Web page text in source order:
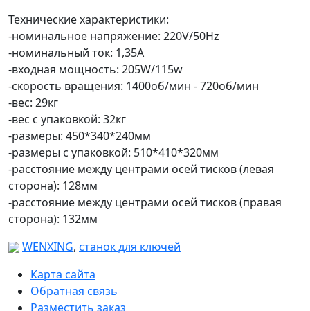
Технические характеристики:
-номинальное напряжение: 220V/50Hz
-номинальный ток: 1,35А
-входная мощность: 205W/115w
-скорость вращения: 1400об/мин - 720об/мин
-вес: 29кг
-вес с упаковкой: 32кг
-размеры: 450*340*240мм
-размеры с упаковкой: 510*410*320мм
-расстояние между центрами осей тисков (левая
сторона): 128мм
-расстояние между центрами осей тисков (правая
сторона): 132мм
WENXING, станок для ключей
Карта сайта
Обратная связь
Разместить заказ